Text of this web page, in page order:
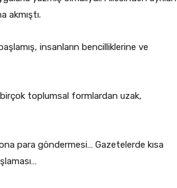
akmıştı.
insanların bencilliklerine ve
birçok toplumsal formlardan uzak,
para göndermesi… Gazetelerde kısa